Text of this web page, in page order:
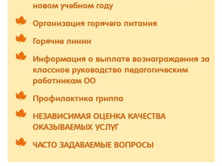
новом учебном году
Организация горячего питания
Горячие линии
Информация о выплате вознаграждения за
классное руководство педагогическим
работникам ОО
Профилактика гриппа
НЕЗАВИСИМАЯ ОЦЕНКА КАЧЕСТВА
ОКАЗЫВАЕМЫХ УСЛУГ
ЧАСТО ЗАДАВАЕМЫЕ ВОПРОСЫ